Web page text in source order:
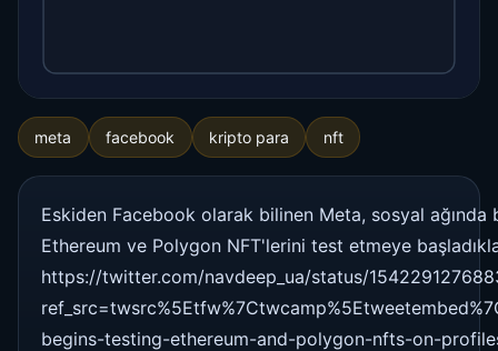
meta facebook kripto para nft
Eskiden Facebook olarak bilinen Meta, sosyal
Ethereum ve Polygon NFT'lerini test etmeye
https://twitter.com/navdeep_ua/status/
begins-testing-ethereum-and-polygon-nfts-on-